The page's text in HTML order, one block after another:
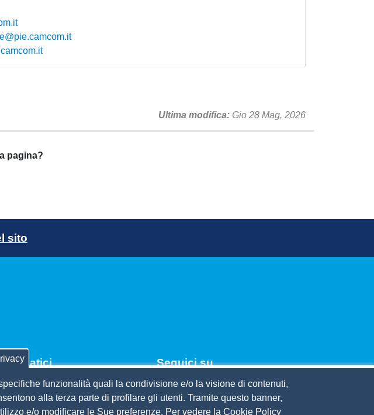
Ultima modifica Gio 28 Mag, 2026
pagina?
sito
tematici
Piemonte
- le Camere di commercio
Seguici su
funzionalità quali la condivisione e/o la visione di contenuti,
alla terza parte di profilare gli utenti. Tramite questo banner,
e/o modificare le Sue preferenze. Per vedere la Cookie Policy